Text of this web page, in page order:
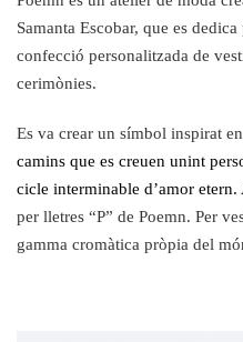
Samanta Escobar, que es
confecció personalitzada de
cerimònies.
Es va crear un símbol inspirat
camins que es creuen unint
cicle interminable d’amor etern.
per lletres “P” de Poemn. Per
gamma cromàtica pròpia del